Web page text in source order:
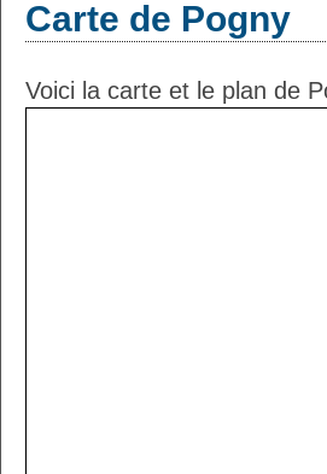
Carte de Pogny
Voici la carte et le plan de